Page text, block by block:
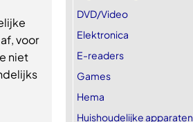
voor
niet
DVD/Video
Elektronica
E-readers
Games
Hema
Huishoudelijke apparaten